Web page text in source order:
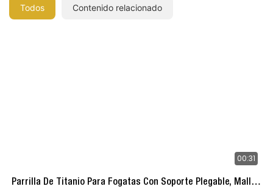
Todos Contenido relacionado
00:31
Parrilla De Titanio Para Fogatas Con Soporte Plegable, Malla